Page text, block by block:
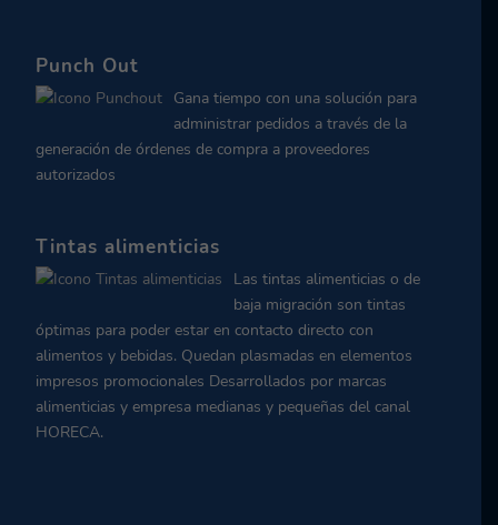
Punch Out
Gana tiempo con una solución para
administrar pedidos a través de la
generación de órdenes de compra a proveedores
autorizados
Tintas alimenticias
Las tintas alimenticias o de
baja migración son tintas
óptimas para poder estar en contacto directo con
alimentos y bebidas. Quedan plasmadas en elementos
impresos promocionales Desarrollados por marcas
alimenticias y empresa medianas y pequeñas del canal
HORECA.